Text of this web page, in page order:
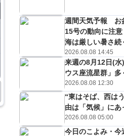
ミリ
℃
m/s
0ミリ
29 ℃
1m/s
0ミリ
28℃
1 m/s
週間天気予報 お
15号の動向に注
海は厳しい暑さ続
2026.08.08 14:45
来週の8月12日(水
ウス座流星群」
2026.08.08 12:30
“東はそば、西は
由は「気候」にあ
2026.08.08 05:00
今日のこよみ・今